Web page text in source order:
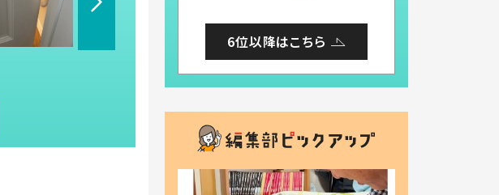
6位以降はこちら